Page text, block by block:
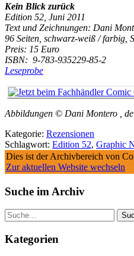
Kein Blick zurück
Edition 52, Juni 2011
Text und Zeichnungen: Dani
96 Seiten, schwarz-weiß / farbig,
Preis: 15 Euro
ISBN: 9-783-935229-85-2
Leseprobe
Abbildungen © Dani Montero ,
Kategorie: Rezensionen
Schlagwort: Edition 52, Graphic
Dies ist der Archivbereich von
Zur aktuellen Website wechseln
Suche im Archiv
Suche
Kategorien